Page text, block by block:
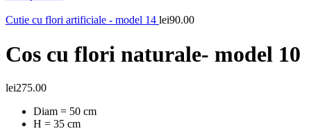
Cutie cu flori artificiale - model 14 lei90.00
Cos cu flori naturale- model 10
lei275.00
Diam = 50 cm
H = 35 cm